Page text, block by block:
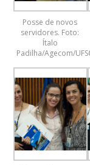
Posse de novos
servidores. Foto:
Ítalo
Padilha/Agecom/